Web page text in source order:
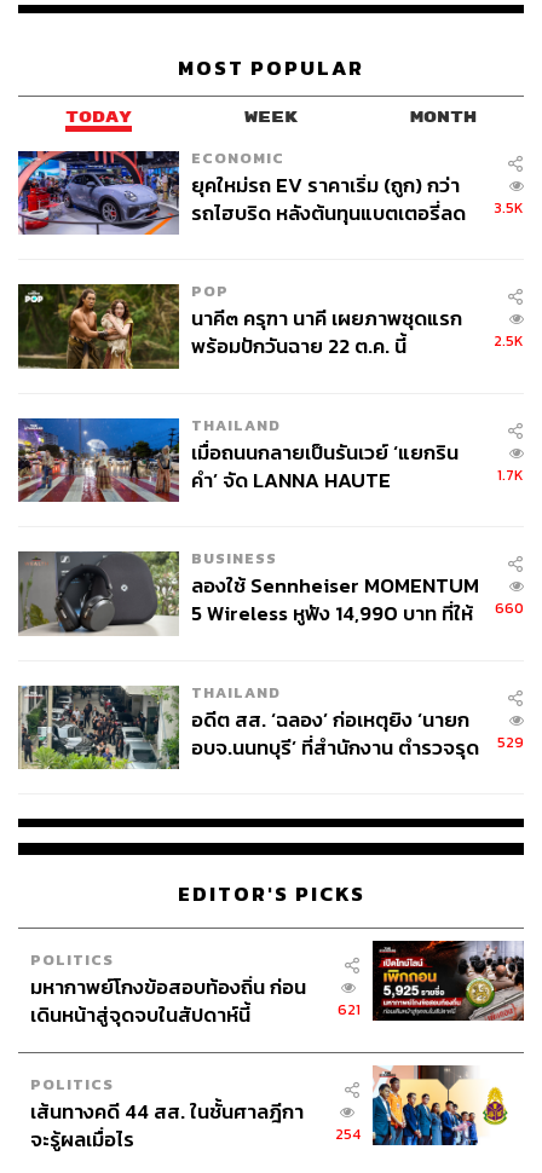
THE STANDARD TEAM
กองบรรณาธิการ THE STANDARD
ศวิตา พูลเสถียร
ช่างภาพข่าว ประจำสำนักข่าว THE
STANDARD
MOST POPULAR
TODAY WEEK MONTH
ECONOMIC
ยุคใหม่รถ EV ราคาเริ่ม (ถูก) กว่า
รถไฮบริด หลังต้นทุนแบตเตอรี่ลด
3.5K
POP
นาคี๓ ครุฑา นาคี เผยภาพชุดแรก
พร้อมปักวันฉาย 22 ต.ค. นี้
2.5K
THAILAND
เมื่อถนนกลายเป็นรันเวย์ ‘แยกริน
คำ’ จัด LANNA HAUTE
1.7K
BUSINESS
ลองใช้ Sennheiser MOMENTUM
5 Wireless หูฟัง 14,990 บาท ที่ให้
660
THAILAND
อดีต สส. ‘ฉลอง’ ก่อเหตุยิง ‘นายก
อบจ.นนทบุรี’ ที่สำนักงาน ตำรวจรุด
529
EDITOR'S PICKS
POLITICS
มหากาพย์โกงข้อสอบท้องถิ่น ก่อน
เดินหน้าสู่จุดจบในสัปดาห์นี้
621
POLITICS
เส้นทางคดี 44 สส. ในชั้นศาลฎีกา
จะรู้ผลเมื่อไร
254